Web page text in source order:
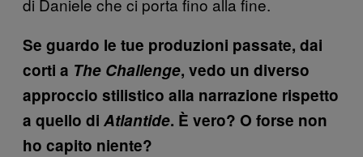
Se guardo le tue produzioni passate, dai
corti a The Challenge, vedo un diverso
approccio stilistico alla narrazione rispetto
a quello di Atlantide. È vero? O forse non
ho capito niente?